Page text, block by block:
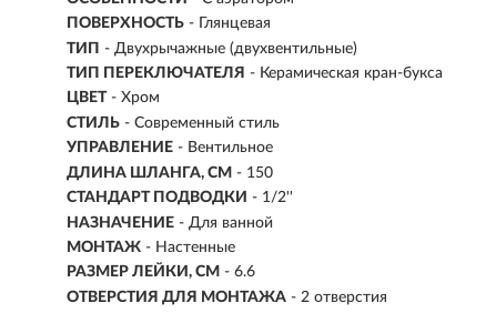
ПОВЕРХНОСТЬ - Глянцевая
ТИП - Двухрычажные (двухвентильные)
ТИП ПЕРЕКЛЮЧАТЕЛЯ - Керамическая кран-букса
ЦВЕТ - Хром
СТИЛЬ - Современный стиль
УПРАВЛЕНИЕ - Вентильное
ДЛИНА ШЛАНГА, СМ - 150
СТАНДАРТ ПОДВОДКИ - 1/2''
НАЗНАЧЕНИЕ - Для ванной
МОНТАЖ - Настенные
РАЗМЕР ЛЕЙКИ, СМ - 6.6
ОТВЕРСТИЯ ДЛЯ МОНТАЖА - 2 отверстия